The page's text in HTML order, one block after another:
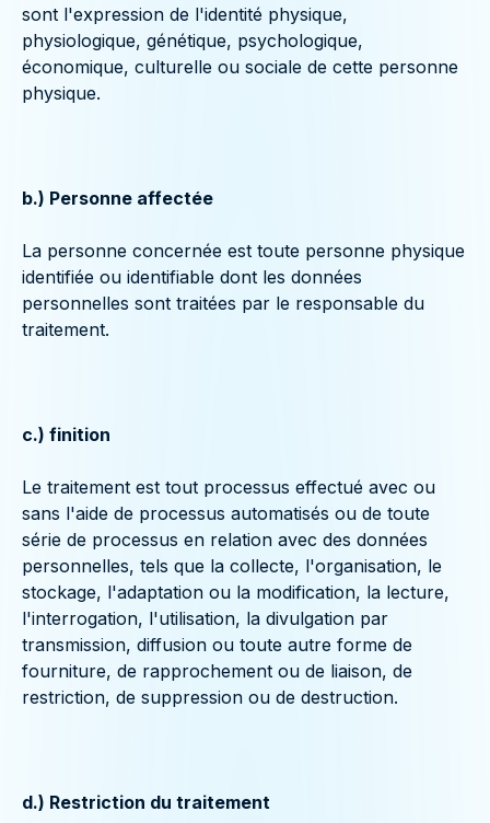
sont l'expression de l'identité physique,
physiologique, génétique, psychologique,
économique, culturelle ou sociale de cette personne
physique.
b.) Personne affectée
La personne concernée est toute personne physique
identifiée ou identifiable dont les données
personnelles sont traitées par le responsable du
traitement.
c.) finition
Le traitement est tout processus effectué avec ou
sans l'aide de processus automatisés ou de toute
série de processus en relation avec des données
personnelles, tels que la collecte, l'organisation, le
stockage, l'adaptation ou la modification, la lecture,
l'interrogation, l'utilisation, la divulgation par
transmission, diffusion ou toute autre forme de
fourniture, de rapprochement ou de liaison, de
restriction, de suppression ou de destruction.
d.) Restriction du traitement